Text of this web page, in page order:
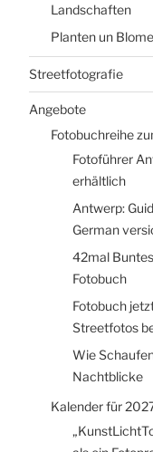
Landschaften
Planten un
Streetfotografie
Angebote
Fotobuchreihe
Fotoführer
erhältlich
Antwerp:
German
42mal
Fotobuch
Fotobuch
Streetfotos
Wie
Nachtblicke
Kalender für